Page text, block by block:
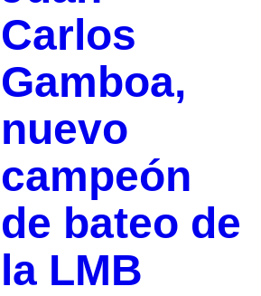
Carlos
Gamboa,
nuevo
campeón
de bateo de
la LMB